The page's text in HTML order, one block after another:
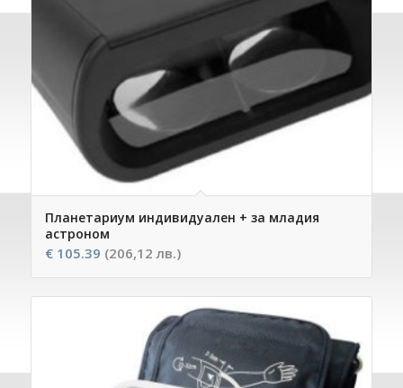
Планетариум индивидуален + за младия
астроном
€105.39 (206,12 лв.)